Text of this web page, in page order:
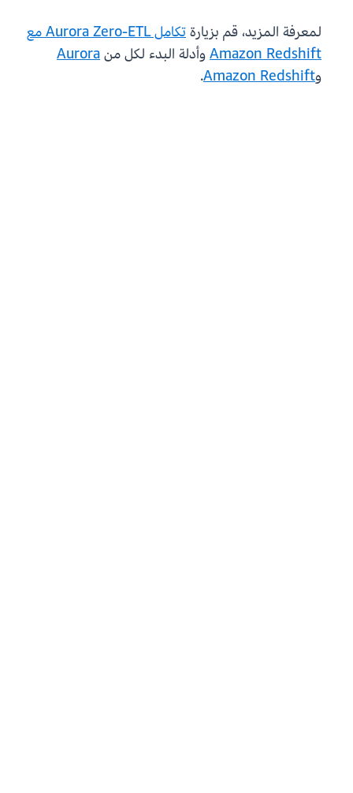
لمعرفة المزيد، قم بزيارة
تكامل Aurora Zero-ETL مع
Amazon Redshiftوأدلة البدء لكل منAurora
وAmazon Redshift
.